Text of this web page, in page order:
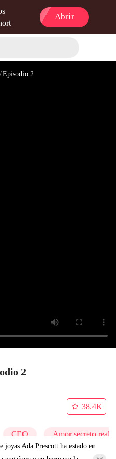
Abrir
/Episodio 2
2
38.4K
CEO Amor secreto
joyas Ada Prescott ha estado en